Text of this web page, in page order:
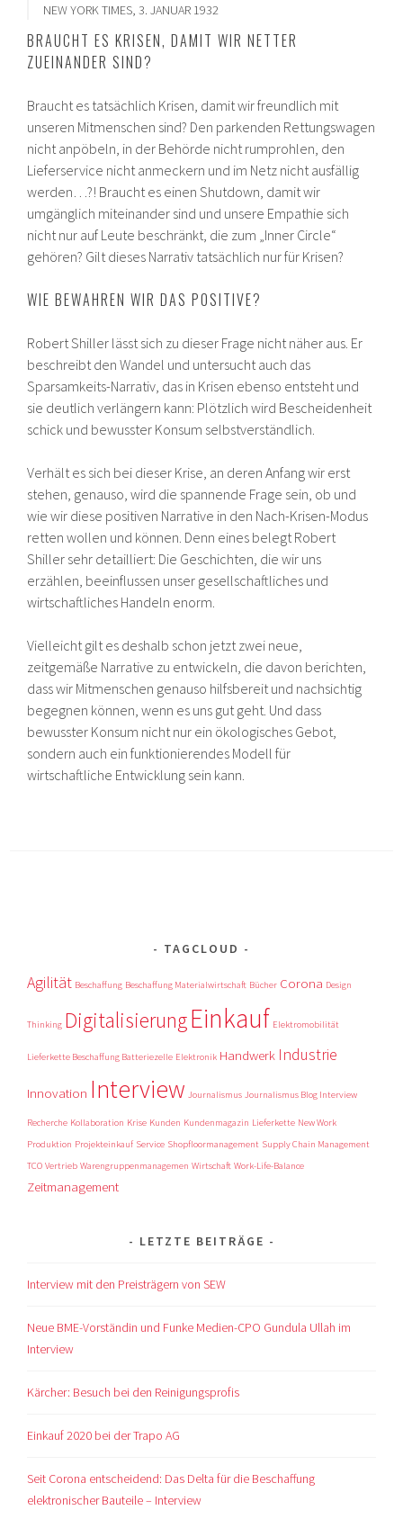
NEW YORK TIMES, 3. JANUAR 1932
BRAUCHT ES KRISEN, DAMIT WIR NETTER
ZUEINANDER SIND?
Braucht es tatsächlich Krisen, damit wir freundlich mit
unseren Mitmenschen sind? Den parkenden Rettungswagen
nicht anpöbeln, in der Behörde nicht rumprohlen, den
Lieferservice nicht anmeckern und im Netz nicht ausfällig
werden…?! Braucht es einen Shutdown, damit wir
umgänglich miteinander sind und unsere Empathie sich
nicht nur auf Leute beschränkt, die zum „Inner Circle“
gehören? Gilt dieses Narrativ tatsächlich nur für Krisen?
WIE BEWAHREN WIR DAS POSITIVE?
Robert Shiller lässt sich zu dieser Frage nicht näher aus. Er
beschreibt den Wandel und untersucht auch das
Sparsamkeits-Narrativ, das in Krisen ebenso entsteht und
sie deutlich verlängern kann: Plötzlich wird Bescheidenheit
schick und bewusster Konsum selbstverständlich.
Verhält es sich bei dieser Krise, an deren Anfang wir erst
stehen, genauso, wird die spannende Frage sein, ob und
wie wir diese positiven Narrative in den Nach-Krisen-Modus
retten wollen und können. Denn eines belegt Robert
Shiller sehr detailliert: Die Geschichten, die wir uns
erzählen, beeinflussen unser gesellschaftliches und
wirtschaftliches Handeln enorm.
Vielleicht gilt es deshalb schon jetzt zwei neue,
zeitgemäße Narrative zu entwickeln, die davon berichten,
dass wir Mitmenschen genauso hilfsbereit und nachsichtig
begegnen können, wenn es uns gut geht. Und dass
bewusster Konsum nicht nur ein ökologisches Gebot,
sondern auch ein funktionierendes Modell für
wirtschaftliche Entwicklung sein kann.
TAGCLOUD
Agilität Beschaffung Beschaffung Materialwirtschaft Bücher Corona Design
Thinking DigitalisierungEinkauf Elektromobilität
Lieferkette Beschaffung Batteriezelle Elektronik Handwerk Industrie
Innovation Interview Journalismus Journalismus Blog Interview
Recherche Kollaboration Krise Kunden Kundenmagazin Lieferkette New Work
Produktion Projekteinkauf Service Shopfloormanagement Supply Chain Management
TCO Vertrieb Warengruppenmanagemen Wirtschaft Work-Life-Balance
Zeitmanagement
LETZTE BEITRÄGE
Interview mit den Preisträgern von SEW
Neue BME-Vorständin und Funke Medien-CPO Gundula Ullah im
Interview
Kärcher: Besuch bei den Reinigungsprofis
Einkauf 2020 bei der Trapo AG
Seit Corona entscheidend: Das Delta für die Beschaffung
elektronischer Bauteile – Interview